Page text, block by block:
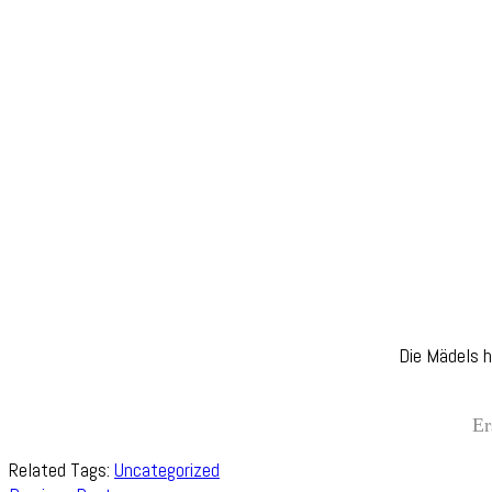
Die Mädels
Related Tags: Uncategorized